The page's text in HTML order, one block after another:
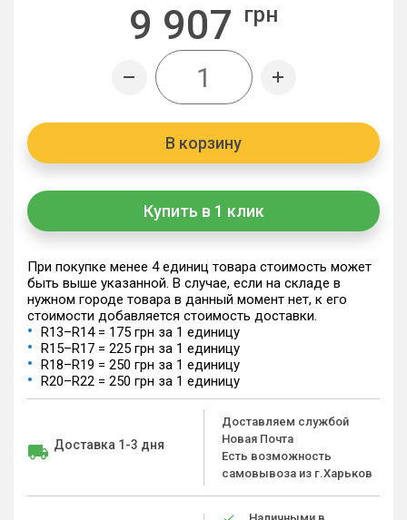
9 907 грн
В корзину
Купить в 1 клик
При покупке менее 4 единиц товара стоимость может
быть выше указанной. В случае, если на складе в
нужном городе товара в данный момент нет, к его
стоимости добавляется стоимость доставки.
R13–R14 = 175 грн за 1 единицу
R15–R17 = 225 грн за 1 единицу
R18–R19 = 250 грн за 1 единицу
R20–R22 = 250 грн за 1 единицу
Доставка 1-3 дня
Доставляем службой
Новая Почта
Есть возможность
самовывоза из г.Харьков